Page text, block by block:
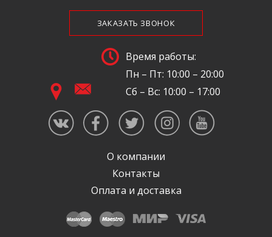
ЗАКАЗАТЬ ЗВОНОК
Время работы:
Пн – Пт: 10:00 – 20:00
Сб – Вс: 10:00 – 17:00
О компании
Контакты
Оплата и доставка